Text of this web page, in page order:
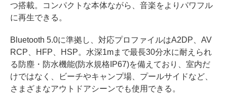
つ搭載。コンパクトな本体ながら、音楽をよりパワフル
に再生できる。
Bluetooth 5.0に準拠し、対応プロファイルはA2DP、AV
RCP、HFP、HSP。水深1mまで最長30分水に耐えられ
る防塵・防水機能(防水規格IP67)を備えており、室内だ
けではなく、ビーチやキャンプ場、プールサイドなど、
さまざまなアウトドアシーンでも使用できる。